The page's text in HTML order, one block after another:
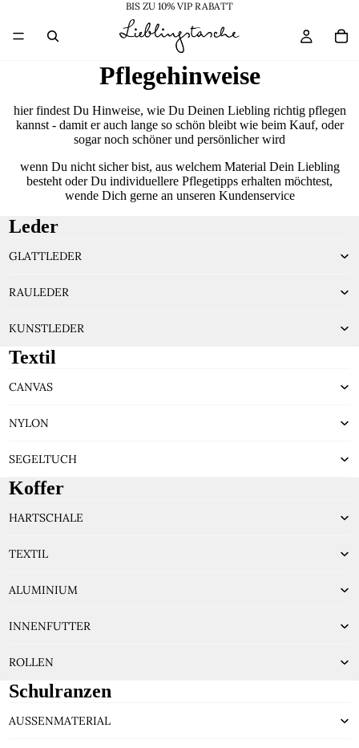
BIS ZU 10% VIP RABATT
Pflegehinweise
hier findest Du Hinweise, wie Du Deinen Liebling richtig pflegen
kannst - damit er auch lange so schön bleibt wie beim Kauf, oder
sogar noch schöner und persönlicher wird
wenn Du nicht sicher bist, aus welchem Material Dein Liebling
besteht oder Du individuellere Pflegetipps erhalten möchtest,
wende Dich gerne an unseren Kundenservice
Leder
GLATTLEDER
RAULEDER
KUNSTLEDER
Textil
CANVAS
NYLON
SEGELTUCH
Koffer
HARTSCHALE
TEXTIL
ALUMINIUM
INNENFUTTER
ROLLEN
Schulranzen
AUSSENMATERIAL